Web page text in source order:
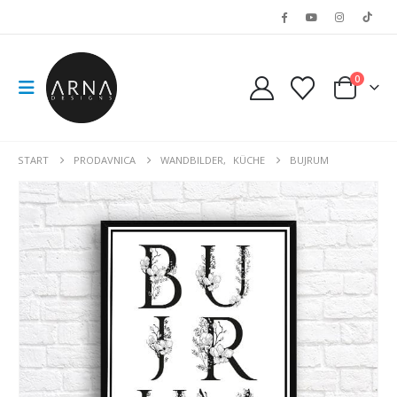
0
START PRODAVNICA WANDBILDER, KÜCHE BUJRUM